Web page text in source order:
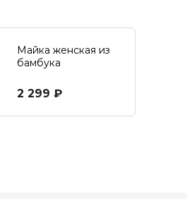
Майка женская из
бамбука
2 299 ₽